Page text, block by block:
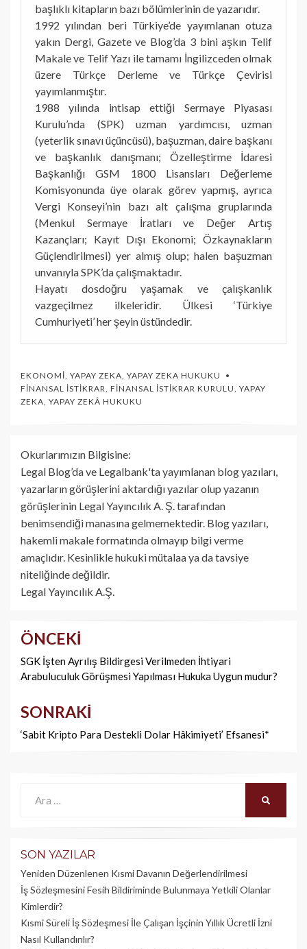
başlıklı kitapların bazı bölümlerinin de yazarıdır.
1992 yılından beri Türkiye’de yayımlanan otuza
yakın Dergi, Gazete ve Blog’da 3 bini aşkın Telif
Makale ve Telif Yazı ile tamamı İngilizceden olmak
üzere Türkçe Derleme ve Türkçe Çevirisi
yayımlanmıştır.
1988 yılında intisap ettiği Sermaye Piyasası
Kurulu’nda (SPK) uzman yardımcısı, uzman
(yeterlik sınavı üçüncüsü), başuzman, daire başkanı
ve başkanlık danışmanı; Özelleştirme İdaresi
Başkanlığı GSM 1800 Lisansları Değerleme
Komisyonunda üye olarak görev yapmış, ayrıca
Vergi Konseyi’nin bazı alt çalışma gruplarında
(Menkul Sermaye İratları ve Değer Artış
Kazançları; Kayıt Dışı Ekonomi; Özkaynakların
Güçlendirilmesi) yer almış olup; halen başuzman
unvanıyla SPK’da çalışmaktadır.
Hayatı dosdoğru yaşamak ve çalışkanlık
vazgeçilmez ilkeleridir. Ülkesi ‘Türkiye
Cumhuriyeti’ her şeyin üstündedir.
EKONOMI, YAPAY ZEKA, YAPAY ZEKA HUKUKU
FINANSAL İSTIKRAR, FINANSAL İSTIKRAR KURULU, YAPAY
ZEKA, YAPAY ZEKÂ HUKUKU
Okurlarımızın Bilgisine:
Legal Blog’da ve Legalbank'ta yayımlanan blog yazıları,
yazarların görüşlerini aktardığı yazılar olup yazanın
görüşlerinin Legal Yayıncılık A. Ş. tarafından
benimsendiği manasına gelmemektedir. Blog yazıları,
hakemli makale formatında olmayıp bilgi verme
amaçlıdır. Kesinlikle hukuki mütalaa ya da tavsiye
niteliğinde değildir.
Legal Yayıncılık A.Ş.
Yazı
dolaşımı
ÖNCEKI
SGK İşten Ayrılış Bildirgesi Verilmeden İhtiyari
Arabuluculuk Görüşmesi Yapılması Hukuka Uygun mudur?
SONRAKI
‘Sabit Kripto Para Destekli Dolar Hâkimiyeti’ Efsanesi*
SON YAZILAR
Yeniden Düzenlenen Kısmi Davanın Değerlendirilmesi
İş Sözleşmesini Fesih Bildiriminde Bulunmaya Yetkili Olanlar
Kimlerdir?
Kısmi Süreli İş Sözleşmesi İle Çalışan İşçinin Yıllık Üc­retli İzni
Nasıl Kullandırılır?